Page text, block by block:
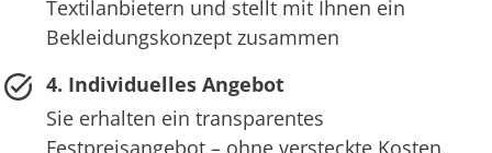
Textilanbietern und stellt mit Ihnen ein
Bekleidungskonzept zusammen
4. Individuelles Angebot
Sie erhalten ein transparentes